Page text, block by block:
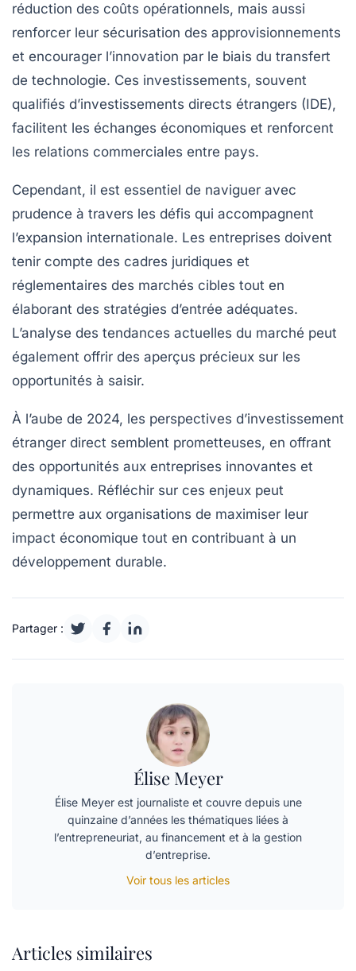
réduction des coûts opérationnels, mais aussi
renforcer leur sécurisation des approvisionnements
et encourager l’innovation par le biais du transfert
de technologie. Ces investissements, souvent
qualifiés d’investissements directs étrangers (IDE),
facilitent les échanges économiques et renforcent
les relations commerciales entre pays.
Cependant, il est essentiel de naviguer avec
prudence à travers les défis qui accompagnent
l’expansion internationale. Les entreprises doivent
tenir compte des cadres juridiques et
réglementaires des marchés cibles tout en
élaborant des stratégies d’entrée adéquates.
L’analyse des tendances actuelles du marché peut
également offrir des aperçus précieux sur les
opportunités à saisir.
À l’aube de 2024, les perspectives d’investissement
étranger direct semblent prometteuses, en offrant
des opportunités aux entreprises innovantes et
dynamiques. Réfléchir sur ces enjeux peut
permettre aux organisations de maximiser leur
impact économique tout en contribuant à un
développement durable.
Partager :
Élise Meyer
Élise Meyer est journaliste et couvre depuis une
quinzaine d’années les thématiques liées à
l’entrepreneuriat, au financement et à la gestion
d’entreprise.
Voir tous les articles
Articles similaires